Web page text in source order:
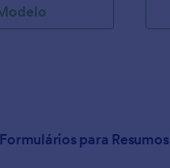
para Resumos